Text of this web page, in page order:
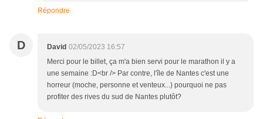
Répondre
D David 02/05/2023 16:57
Merci pour le billet, ça m'a bien servi pour le marathon il y a
une semaine :D<br /> Par contre, l'île de Nantes c'est une
horreur (moche, personne et venteux...) pourquoi ne pas
profiter des rives du sud de Nantes plutôt?